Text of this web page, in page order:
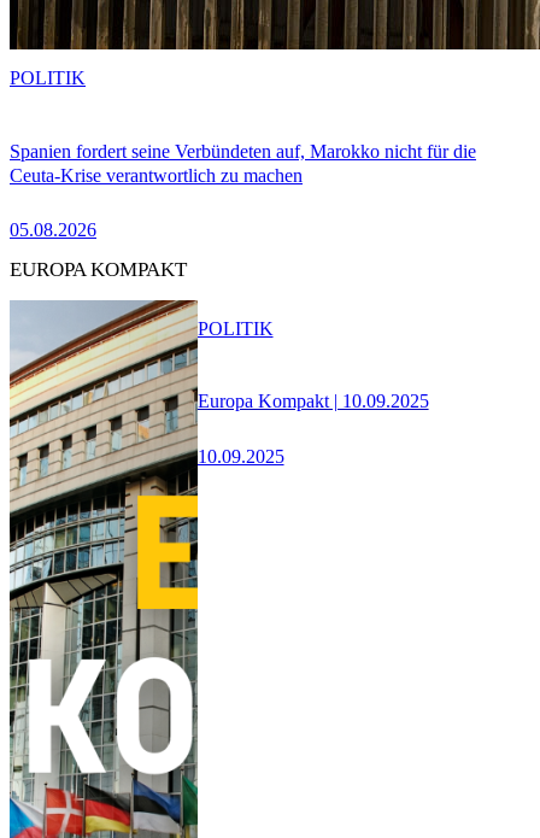
Spanien fordert seine Verbündeten auf, Marokko nicht für die
Ceuta-Krise verantwortlich zu machen
05.08.2026
POLITIK
EUROPA KOMPAKT
Europa Kompakt | 10.09.2025
10.09.2025
POLITIK